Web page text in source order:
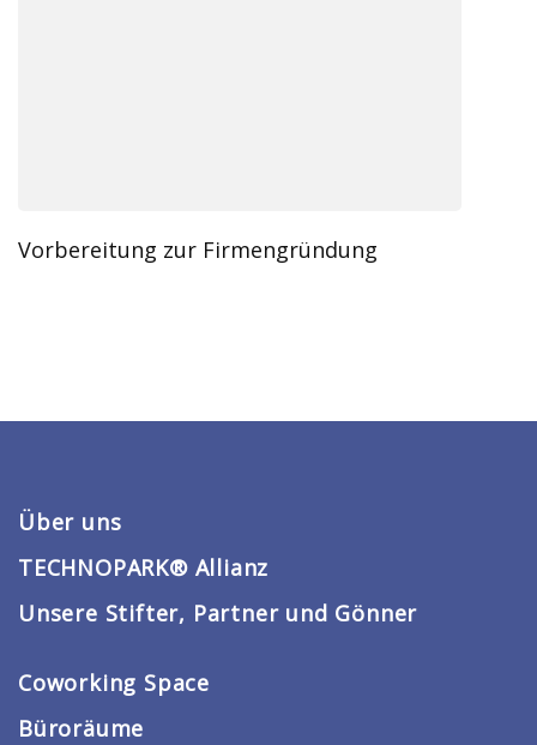
Vorbereitung zur Firmengründung
Über uns
TECHNOPARK® Allianz
Unsere Stifter, Partner und Gönner
Coworking Space
Büroräume